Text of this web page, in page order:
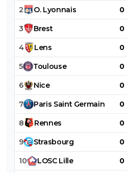
2 O. Lyonnais 0
3 Brest 0
4 Lens 0
5 Toulouse 0
6 Nice 0
7 Paris Saint Germain 0
8 Rennes 0
9 Strasbourg 0
10 LOSC Lille 0